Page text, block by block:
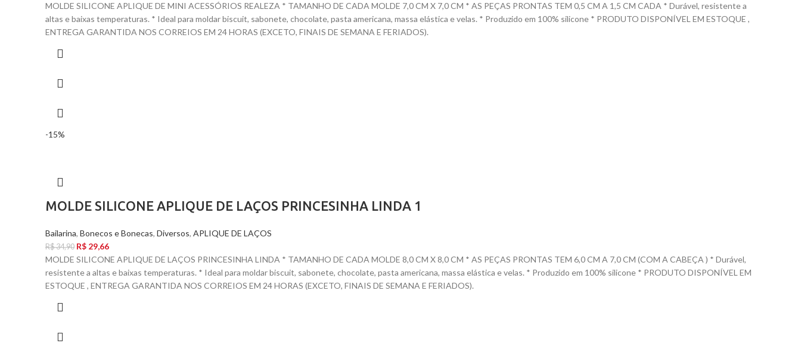
MOLDE SILICONE APLIQUE DE MINI ACESSÓRIOS REALEZA * TAMANHO DE CADA MOLDE 7,0 CM X 7,0 CM * AS PEÇAS PRONTAS TEM 0,5 CM A 1,5 CM CADA * Durável, resistente a
altas e baixas temperaturas. * Ideal para moldar biscuit, sabonete, chocolate, pasta americana, massa elástica e velas. * Produzido em 100% silicone * PRODUTO DISPONÍVEL EM ESTOQUE ,
ENTREGA GARANTIDA NOS CORREIOS EM 24 HORAS (EXCETO, FINAIS DE SEMANA E FERIADOS).
-15%
MOLDE SILICONE APLIQUE DE LAÇOS PRINCESINHA LINDA 1
Bailarina, Bonecos e Bonecas, Diversos, APLIQUE DE LAÇOS
R$34,90 R$ 29,66
MOLDE SILICONE APLIQUE DE LAÇOS PRINCESINHA LINDA * TAMANHO DE CADA MOLDE 8,0 CM X 8,0 CM * AS PEÇAS PRONTAS TEM 6,0 CM A 7,0 CM (COM A CABEÇA ) * Durável,
resistente a altas e baixas temperaturas. * Ideal para moldar biscuit, sabonete, chocolate, pasta americana, massa elástica e velas. * Produzido em 100% silicone * PRODUTO DISPONÍVEL EM
ESTOQUE , ENTREGA GARANTIDA NOS CORREIOS EM 24 HORAS (EXCETO, FINAIS DE SEMANA E FERIADOS).